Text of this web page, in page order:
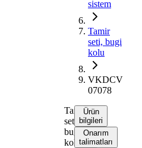
sistem
Tamir
seti, bugi
kolu
VKDCV
07078
Tamir
seti,
bugi
kolu
Ürün
bilgileri
Onarım
talimatları